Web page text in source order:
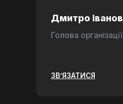
Дмитро Іванов
Голова організації
ЗВ’ЯЗАТИСЯ